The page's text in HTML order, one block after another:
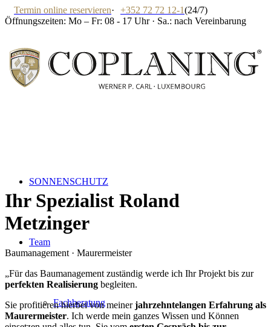
Termin online reservieren· +352 72 72 12-1(24/7)
Öffnungszeiten: Mo – Fr: 08 - 17 Uhr · Sa.: nach Vereinbarung
SONNENSCHUTZ
Team
Fachberatung
Ihr Spezialist Roland
Metzinger
Baumanagement · Maurermeister
„Für das Baumanagement zuständig werde ich Ihr Projekt bis zur
perfekten Realisierung begleiten.
Sie profitieren hierbei von meinerjahrzehntelangen Erfahrung als
Maurermeister. Ich werde mein ganzes Wissen und Können